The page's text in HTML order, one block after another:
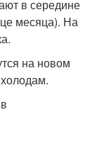
в середине
месяца). На
на новом